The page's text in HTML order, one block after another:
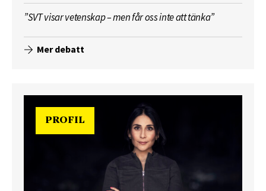
”SVT visar vetenskap – men får oss inte att tänka”
Mer debatt
PROFIL